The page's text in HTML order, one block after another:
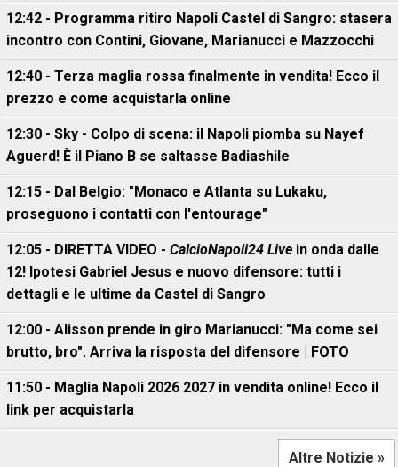
12:42 - Programma ritiro Napoli Castel di Sangro: stasera
incontro con Contini, Giovane, Marianucci e Mazzocchi
12:40 - Terza maglia rossa finalmente in vendita! Ecco il
prezzo e come acquistarla online
12:30 - Sky - Colpo di scena: il Napoli piomba su Nayef
Aguerd! È il Piano B se saltasse Badiashile
12:15 - Dal Belgio: "Monaco e Atlanta su Lukaku,
proseguono i contatti con l'entourage"
12:05 - DIRETTA VIDEO - CalcioNapoli24 Live in onda dalle
12! Ipotesi Gabriel Jesus e nuovo difensore: tutti i
dettagli e le ultime da Castel di Sangro
12:00 - Alisson prende in giro Marianucci: "Ma come sei
brutto, bro". Arriva la risposta del difensore | FOTO
11:50 - Maglia Napoli 2026 2027 in vendita online! Ecco il
link per acquistarla
Altre Notizie »